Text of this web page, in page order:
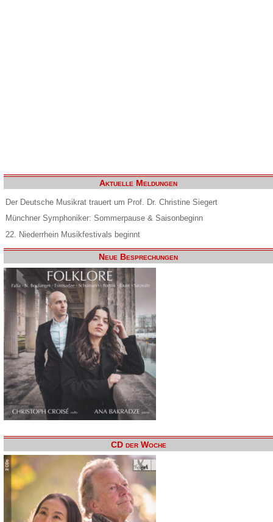
Aktuelle Meldungen
Der Deutsche Musikrat trauert um Prof. Dr. Christine Siegert
Münchner Symphoniker: Sommerpause & Saisonbeginn
22. Niederrhein Musikfestivals beginnt
Neue Besprechungen
CD der Woche